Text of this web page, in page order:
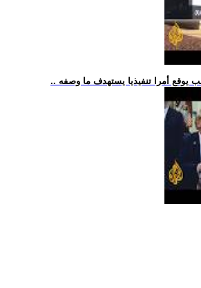
يوقع أمرا تنفيذيا يستهدف ما وصفه